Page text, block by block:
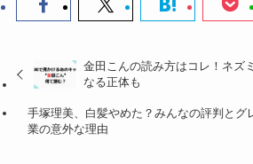
金田こんの読み方はコレ！ネズ
なる正体も
手塚理美、白髪やめた？みんなの評判とグ
業の意外な理由